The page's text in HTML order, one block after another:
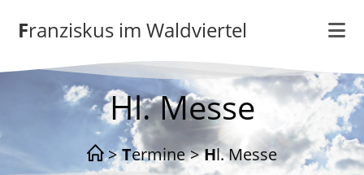
Inhalt
springenFranziskus im Waldviertel
Hl. Messe
> Termine > Hl. Messe